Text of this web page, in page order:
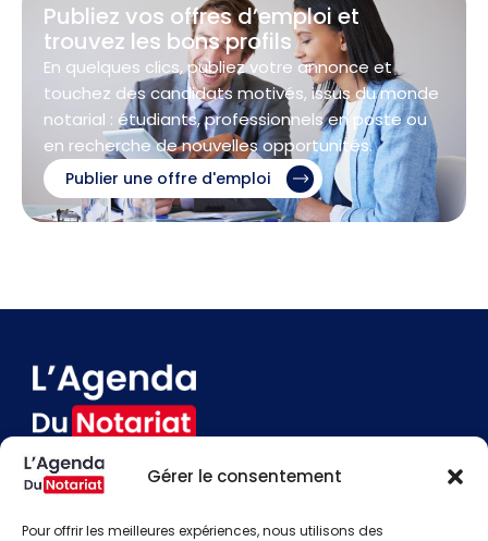
Gérer le consentement
Pour offrir les meilleures expériences, nous utilisons des
Publiez vos offres d’emploi et
trouvez les bons profils
En quelques clics, publiez votre annonce et
touchez des candidats motivés, issus du monde
notarial : étudiants, professionnels en poste ou
en recherche de nouvelles opportunités.
Publier une offre d'emploi
Contact